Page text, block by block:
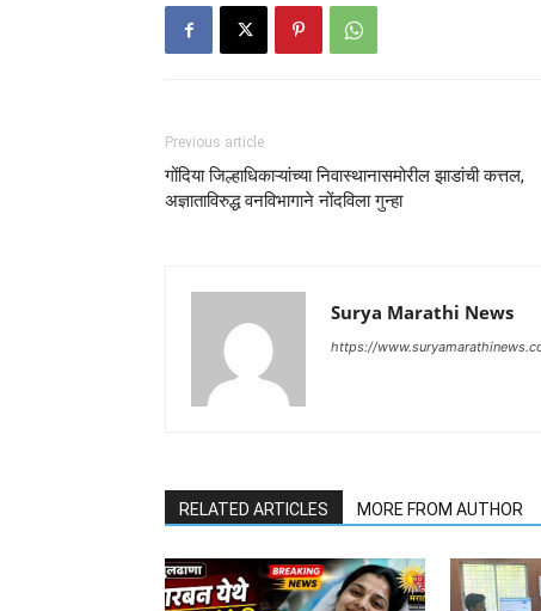
Previous article
गोंदिया जिल्हाधिकाऱ्यांच्या निवास्थानासमोरील झाडांची कत्तल,
अज्ञाताविरुद्ध वनविभागाने नोंदविला गुन्हा
Surya Marathi News
https://
RELATED ARTICLES MORE FROM AUTHOR